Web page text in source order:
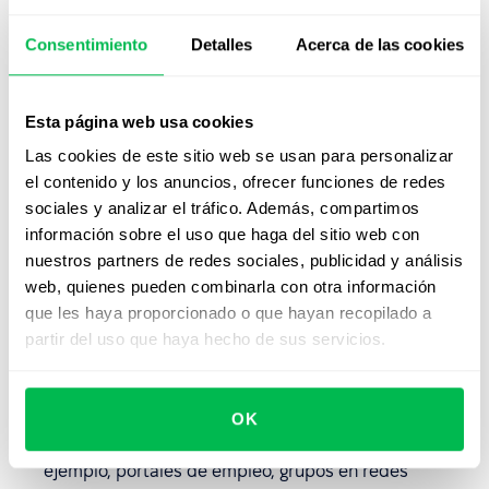
Consentimiento Detalles Acerca de las cookies
Esta página web usa cookies
Las cookies de este sitio web se usan para personalizar
el contenido y los anuncios, ofrecer funciones de redes
sociales y analizar el tráfico. Además, compartimos
información sobre el uso que haga del sitio web con
nuestros partners de redes sociales, publicidad y análisis
web, quienes pueden combinarla con otra información
que les haya proporcionado o que hayan recopilado a
partir del uso que haya hecho de sus servicios.
OK
de las solicitudes de los candidatos. Al fin y al cabo,
no quieres que sea una simple base de datos de
Comprueba si el ATS te permite excluir a
determinadas personas con preguntas de
puntuación y de eliminación de palabras clave. Así
sabrás si tu problema es la falta de candidatos o la
falta de candidatos adecuados.
No olvides que este tipo de herramientas deben
proteger bien los datos sensibles de los candidatos.
Asegúrate de que el ATS en cuestión cumpla con los
Busca un sistema que te permita obtener candidatos
ejemplo, portales de empleo, grupos en redes